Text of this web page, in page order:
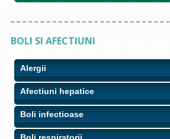
BOLI SI AFECTIUNI
Alergii
Afectiuni hepatice
Boli infectioase